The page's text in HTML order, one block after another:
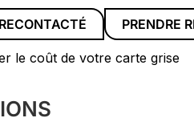
PRENDRE
le coût de votre carte grise